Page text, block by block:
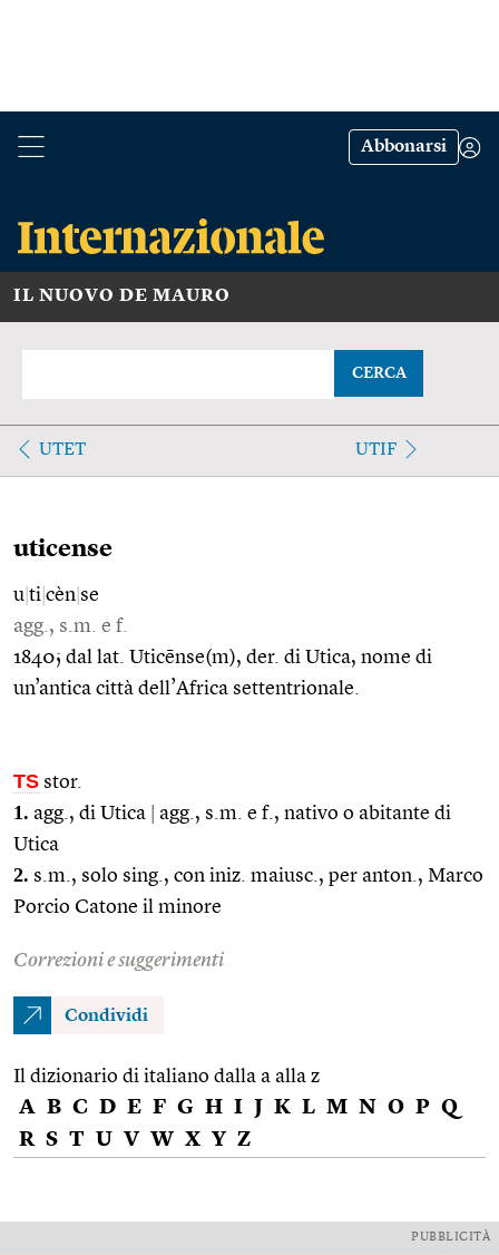
Abbonarsi
IL NUOVO DE MAURO
CERCA
UTET UTIF
uticense
u ti cèn se
agg., s.m. e f.
1840; dal lat. Uticēnse(m), der. di Utica, nome di
un’antica città dell’Africa settentrionale.
TS stor.
1. agg., di Utica
agg., s.m. e f., nativo o abitante di
Utica
2. s.m., solo sing., con iniz. maiusc., per anton., Marco
Porcio Catone il minore
Correzioni e suggerimenti
Condividi
Il dizionario di italiano dalla a alla z
A B C D E F G H I J K L M N O P Q
R S T U V W X Y Z
PUBBLICITÀ